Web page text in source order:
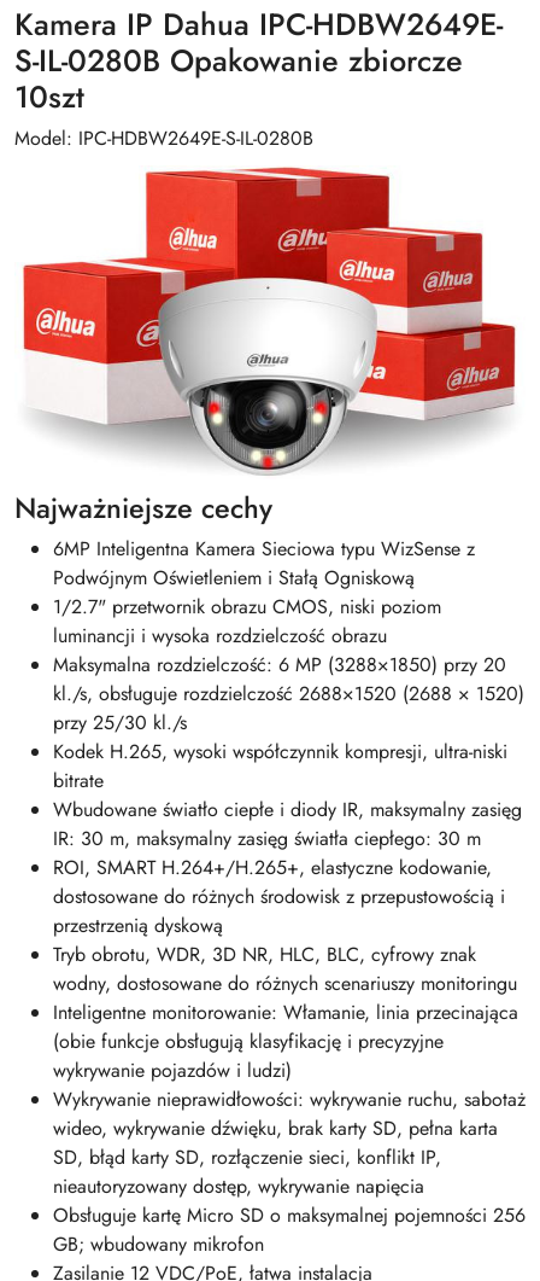
Kamera IP Dahua IPC-HDBW2649E-
S-IL-0280B Opakowanie zbiorcze
10szt
Model: IPC-HDBW2649E-S-IL-0280B
Najważniejsze cechy
6MP Inteligentna Kamera Sieciowa typu WizSense z
Podwójnym Oświetleniem i Stałą Ogniskową
1/2.7" przetwornik obrazu CMOS, niski poziom
luminancji i wysoka rozdzielczość obrazu
Maksymalna rozdzielczość: 6 MP (3288×1850) przy 20
kl./s, obsługuje rozdzielczość 2688×1520 (2688 × 1520)
przy 25/30 kl./s
Kodek H.265, wysoki współczynnik kompresji, ultra-niski
bitrate
Wbudowane światło ciepłe i diody IR, maksymalny zasięg
IR: 30 m, maksymalny zasięg światła ciepłego: 30 m
ROI, SMART H.264+/H.265+, elastyczne kodowanie,
dostosowane do różnych środowisk z przepustowością i
przestrzenią dyskową
Tryb obrotu, WDR, 3D NR, HLC, BLC, cyfrowy znak
wodny, dostosowane do różnych scenariuszy monitoringu
Inteligentne monitorowanie: Włamanie, linia przecinająca
(obie funkcje obsługują klasyfikację i precyzyjne
wykrywanie pojazdów i ludzi)
Wykrywanie nieprawidłowości: wykrywanie ruchu, sabotaż
wideo, wykrywanie dźwięku, brak karty SD, pełna karta
SD, błąd karty SD, rozłączenie sieci, konflikt IP,
nieautoryzowany dostęp, wykrywanie napięcia
Obsługuje kartę Micro SD o maksymalnej pojemności 256
GB; wbudowany mikrofon
Zasilanie 12 VDC/PoE, łatwa instalacja